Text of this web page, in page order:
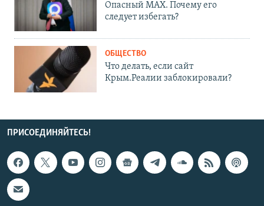
Опасный MAX. Почему его
следует избегать?
ОБЩЕСТВО
Что делать, если сайт
Крым.Реалии заблокировали?
ПРИСОЕДИНЯЙТЕСЬ!